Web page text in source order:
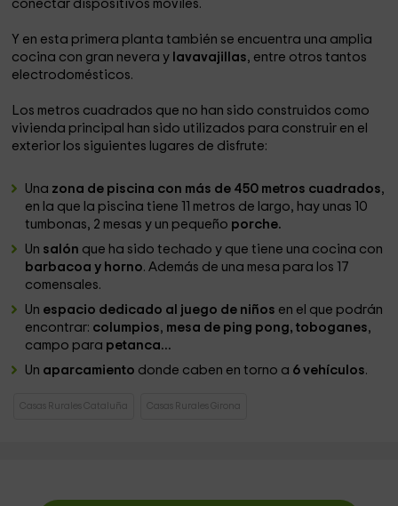
conectar dispositivos móviles.
Y en esta primera planta también se encuentra una amplia
cocina con gran nevera y lavavajillas, entre otros tantos
electrodomésticos.
Los metros cuadrados que no han sido construidos como
vivienda principal han sido utilizados para construir en el
exterior los siguientes lugares de disfrute:
Una zona de piscina con más de 450 metros cuadrados,
en la que la piscina tiene 11 metros de largo, hay unas 10
tumbonas, 2 mesas y un pequeño porche.
Un salón que ha sido techado y que tiene una cocina con
barbacoa y horno. Además de una mesa para los 17
comensales.
Un espacio dedicado al juego de niños en el que podrán
encontrar: columpios, mesa de ping pong, toboganes,
campo para petanca...
Un aparcamiento donde caben en torno a 6 vehículos.
Casas Rurales Cataluña Casas Rurales Girona